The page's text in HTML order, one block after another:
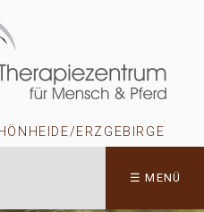
ERZGEBIRGE
☰ MENÜ